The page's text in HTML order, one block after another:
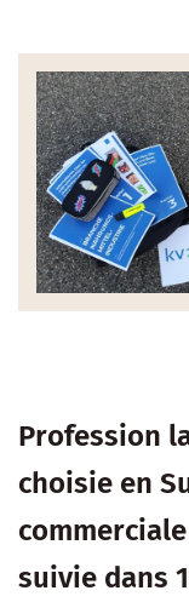
Profession
choisie en
suivie dans